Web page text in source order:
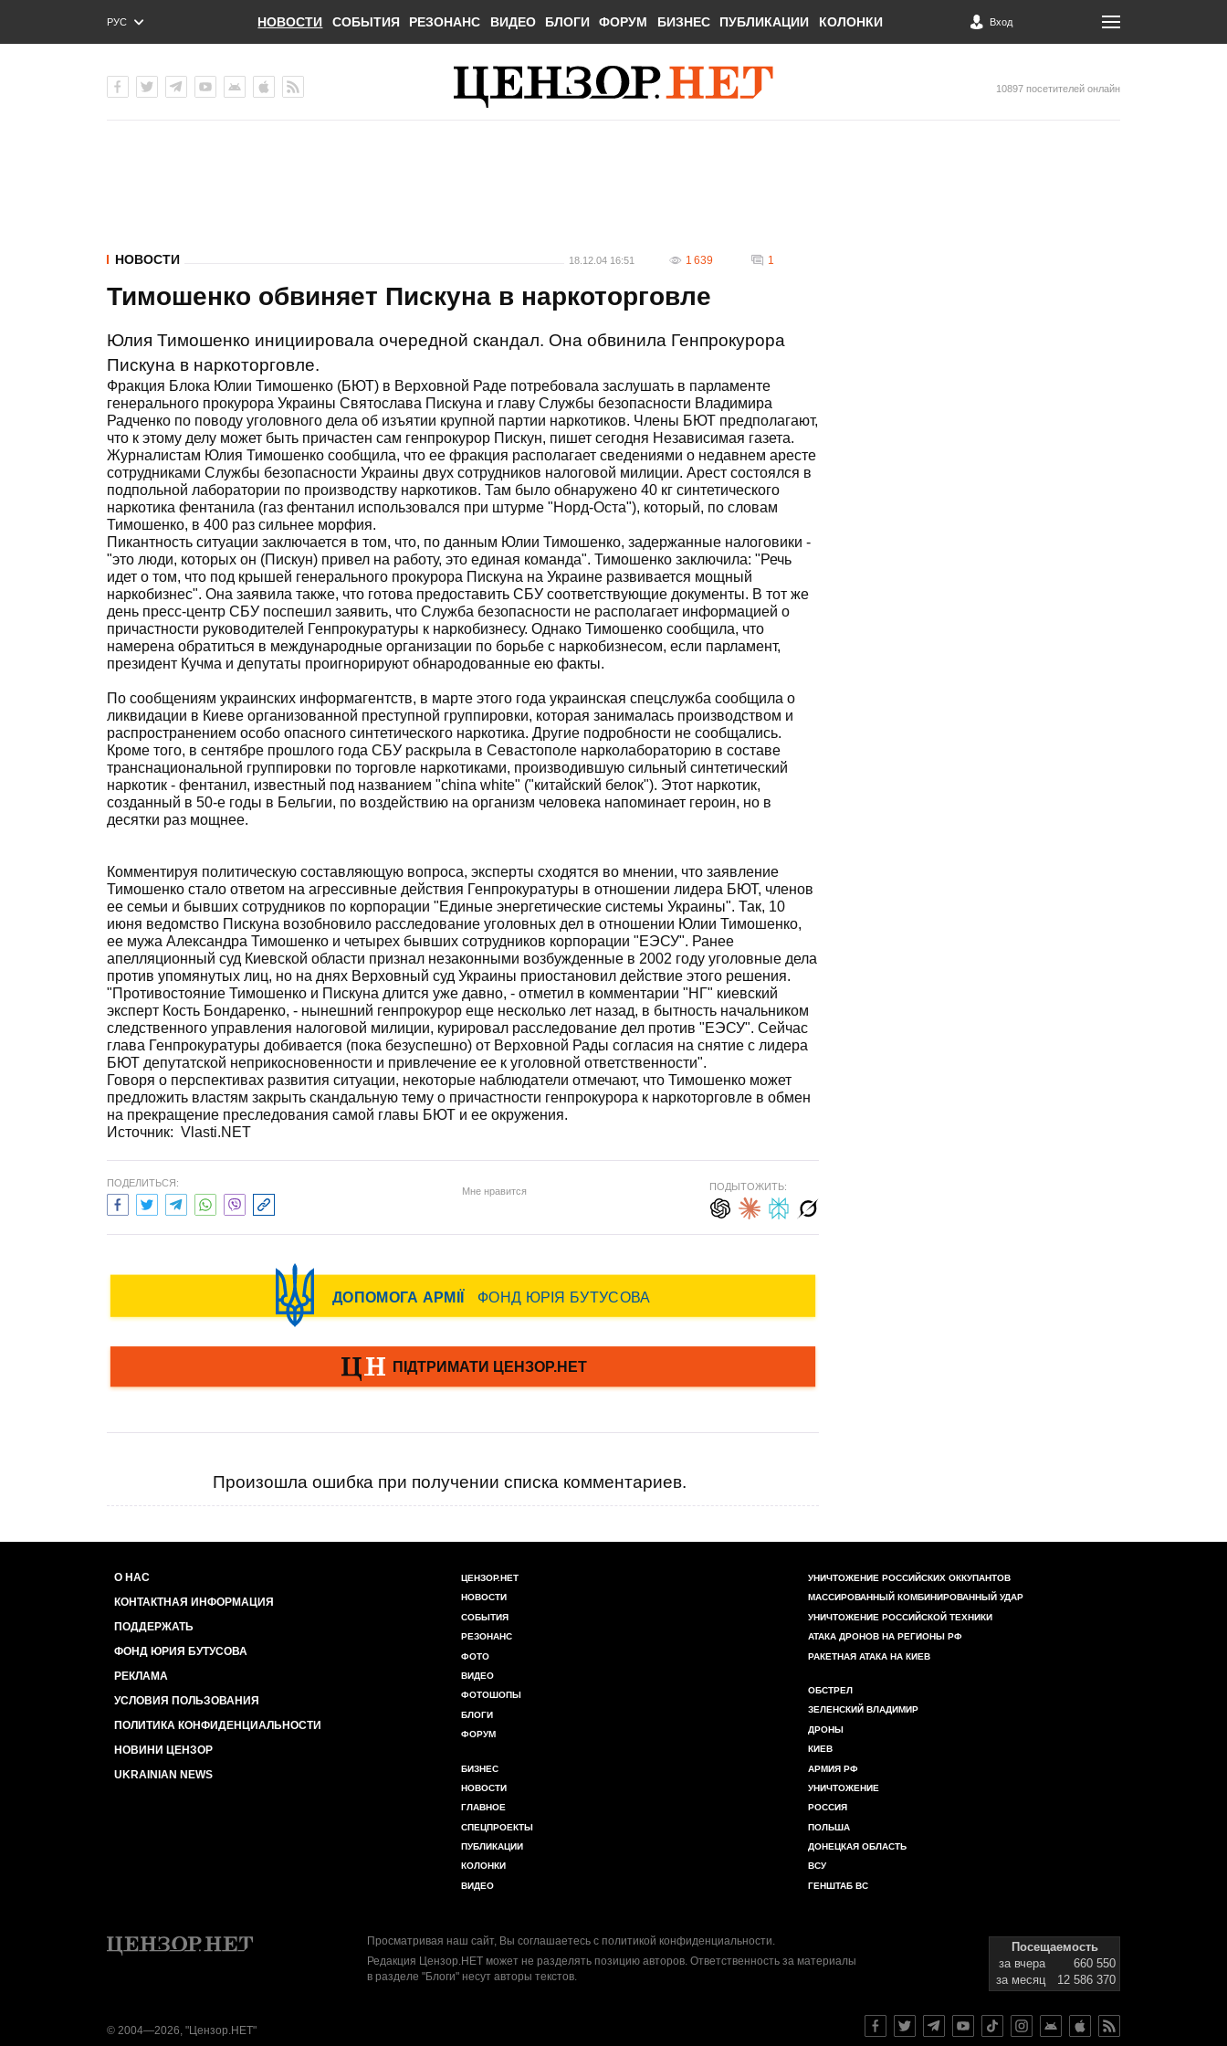
РУС
ENG
НОВОСТИ СОБЫТИЯ РЕЗОНАНС ВИДЕО БЛОГИ ФОРУМ БИЗНЕС ПУБЛИКАЦИИ КОЛОНКИ Вход
10897 посетителей онлайн
НОВОСТИ 18.12.04 16:51 1 639 1
Тимошенко обвиняет Пискуна в наркоторговле
Юлия Тимошенко инициировала очередной скандал. Она обвинила Генпрокурора
Пискуна в наркоторговле.
Фракция Блока Юлии Тимошенко (БЮТ) в Верховной Раде потребовала заслушать в парламенте
генерального прокурора Украины Святослава Пискуна и главу Службы безопасности Владимира
Радченко по поводу уголовного дела об изъятии крупной партии наркотиков. Члены БЮТ предполагают,
что к этому делу может быть причастен сам генпрокурор Пискун, пишет сегодня Независимая газета.
Журналистам Юлия Тимошенко сообщила, что ее фракция располагает сведениями о недавнем аресте
сотрудниками Службы безопасности Украины двух сотрудников налоговой милиции. Арест состоялся в
подпольной лаборатории по производству наркотиков. Там было обнаружено 40 кг синтетического
наркотика фентанила (газ фентанил использовался при штурме "Норд-Оста"), который, по словам
Тимошенко, в 400 раз сильнее морфия.
Пикантность ситуации заключается в том, что, по данным Юлии Тимошенко, задержанные налоговики -
"это люди, которых он (Пискун) привел на работу, это единая команда". Тимошенко заключила: "Речь
идет о том, что под крышей генерального прокурора Пискуна на Украине развивается мощный
наркобизнес". Она заявила также, что готова предоставить СБУ соответствующие документы. В тот же
день пресс-центр СБУ поспешил заявить, что Служба безопасности не располагает информацией о
причастности руководителей Генпрокуратуры к наркобизнесу. Однако Тимошенко сообщила, что
намерена обратиться в международные организации по борьбе с наркобизнесом, если парламент,
президент Кучма и депутаты проигнорируют обнародованные ею факты.
По сообщениям украинских информагентств, в марте этого года украинская спецслужба сообщила о
ликвидации в Киеве организованной преступной группировки, которая занималась производством и
распространением особо опасного синтетического наркотика. Другие подробности не сообщались.
Кроме того, в сентябре прошлого года СБУ раскрыла в Севастополе нарколабораторию в составе
транснациональной группировки по торговле наркотиками, производившую сильный синтетический
наркотик - фентанил, известный под названием "china white" ("китайский белок"). Этот наркотик,
созданный в 50-е годы в Бельгии, по воздействию на организм человека напоминает героин, но в
десятки раз мощнее.
Комментируя политическую составляющую вопроса, эксперты сходятся во мнении, что заявление
Тимошенко стало ответом на агрессивные действия Генпрокуратуры в отношении лидера БЮТ, членов
ее семьи и бывших сотрудников по корпорации "Единые энергетические системы Украины". Так, 10
июня ведомство Пискуна возобновило расследование уголовных дел в отношении Юлии Тимошенко,
ее мужа Александра Тимошенко и четырех бывших сотрудников корпорации "ЕЭСУ". Ранее
апелляционный суд Киевской области признал незаконными возбужденные в 2002 году уголовные дела
против упомянутых лиц, но на днях Верховный суд Украины приостановил действие этого решения.
"Противостояние Тимошенко и Пискуна длится уже давно, - отметил в комментарии "НГ" киевский
эксперт Кость Бондаренко, - нынешний генпрокурор еще несколько лет назад, в бытность начальником
следственного управления налоговой милиции, курировал расследование дел против "ЕЭСУ". Сейчас
глава Генпрокуратуры добивается (пока безуспешно) от Верховной Рады согласия на снятие с лидера
БЮТ депутатской неприкосновенности и привлечение ее к уголовной ответственности".
Говоря о перспективах развития ситуации, некоторые наблюдатели отмечают, что Тимошенко может
предложить властям закрыть скандальную тему о причастности генпрокурора к наркоторговле в обмен
на прекращение преследования самой главы БЮТ и ее окружения.
Источник: Vlasti.NET
ПОДЕЛИТЬСЯ:
Мне нравится ПОДЫТОЖИТЬ:
Произошла ошибка при получении списка комментариев.
О НАС
КОНТАКТНАЯ ИНФОРМАЦИЯ
ПОДДЕРЖАТЬ
ФОНД ЮРИЯ БУТУСОВА
РЕКЛАМА
УСЛОВИЯ ПОЛЬЗОВАНИЯ
ПОЛИТИКА КОНФИДЕНЦИАЛЬНОСТИ
НОВИНИ ЦЕНЗОР
UKRAINIAN NEWS
ЦЕНЗОР.НЕТ
НОВОСТИ
СОБЫТИЯ
РЕЗОНАНС
ФОТО
ВИДЕО
ФОТОШОПЫ
БЛОГИ
ФОРУМ
БИЗНЕС
НОВОСТИ
ГЛАВНОЕ
СПЕЦПРОЕКТЫ
ПУБЛИКАЦИИ
КОЛОНКИ
ВИДЕО
УНИЧТОЖЕНИЕ РОССИЙСКИХ ОККУПАНТОВ
МАССИРОВАННЫЙ КОМБИНИРОВАННЫЙ УДАР
УНИЧТОЖЕНИЕ РОССИЙСКОЙ ТЕХНИКИ
АТАКА ДРОНОВ НА РЕГИОНЫ РФ
РАКЕТНАЯ АТАКА НА КИЕВ
ОБСТРЕЛ
ЗЕЛЕНСКИЙ ВЛАДИМИР
ДРОНЫ
КИЕВ
АРМИЯ РФ
УНИЧТОЖЕНИЕ
РОССИЯ
ПОЛЬША
ДОНЕЦКАЯ ОБЛАСТЬ
ВСУ
ГЕНШТАБ ВС
Просматривая наш сайт, Вы соглашаетесь с политикой конфиденциальности.
Редакция Цензор.НЕТ может не разделять позицию авторов. Ответственность за материалы
в разделе "Блоги" несут авторы текстов.
Посещаемость
за вчера
660 550
за месяц
12 586 370
© 2004—2026, "Цензор.НЕТ"